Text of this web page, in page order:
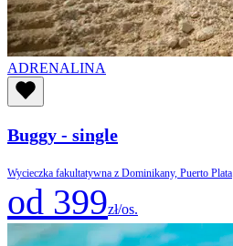
ADRENALINA
Buggy - single
Wycieczka fakultatywna z Dominikany, Puerto Plata
od 399zł/os.